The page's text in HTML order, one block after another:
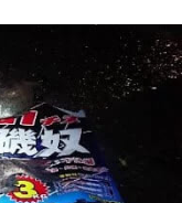
發現惡意使用之情形，
度並採取法律行動。